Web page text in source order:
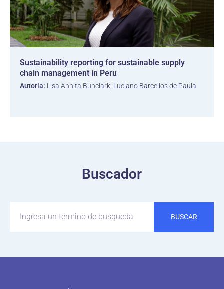
Sustainability reporting for sustainable supply
chain management in Peru
Autoría: Lisa Annita Bunclark, Luciano Barcellos de Paula
Buscador
BUSCAR